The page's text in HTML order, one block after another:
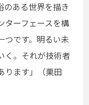
のある世界を描き
ターフェースを構
つです。明るい未
く。それが技術者
ります」（栗田